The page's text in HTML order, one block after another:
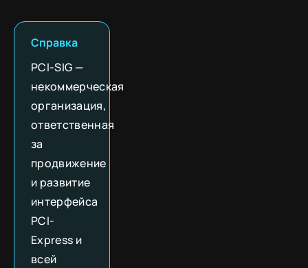
Справка
PCI-SIG —
некоммерческая
организация,
ответственная
за
продвижение
и развитие
интерфейса
PCI-
Express и
всей